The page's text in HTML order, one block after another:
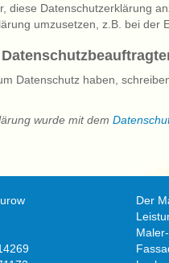
diese Datenschutzerklärung
umzusetzen, z.B. bei der
Datenschutz haben,
wurde mit dem
Der